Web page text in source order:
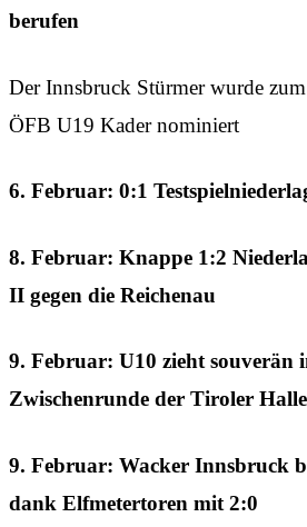
berufen
Der Innsbruck Stürmer wurde
ÖFB U19 Kader nominiert
6. Februar: 0:1
8. Februar: Knappe 1:2
II gegen die Reichenau
9. Februar: U10 zieht souverän
Zwischenrunde der Tiroler
9. Februar: Wacker Innsbruck
dank Elfmetertoren mit 2:0